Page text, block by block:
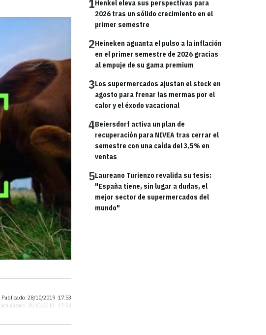
1Henkel eleva sus perspectivas para
2026 tras un sólido crecimiento en el
primer semestre
2Heineken aguanta el pulso a la inflación
en el primer semestre de 2026 gracias
al empuje de su gama premium
3Los supermercados ajustan el stock en
agosto para frenar las mermas por el
calor y el éxodo vacacional
4Beiersdorf activa un plan de
recuperación para NIVEA tras cerrar el
semestre con una caída del 3,5% en
ventas
5Laureano Turienzo revalida su tesis:
"España tiene, sin lugar a dudas, el
mejor sector de supermercados del
mundo"
Publicado: 28/10/2019 ·17:53
Actualizado: 28/10/2019 · 17:53